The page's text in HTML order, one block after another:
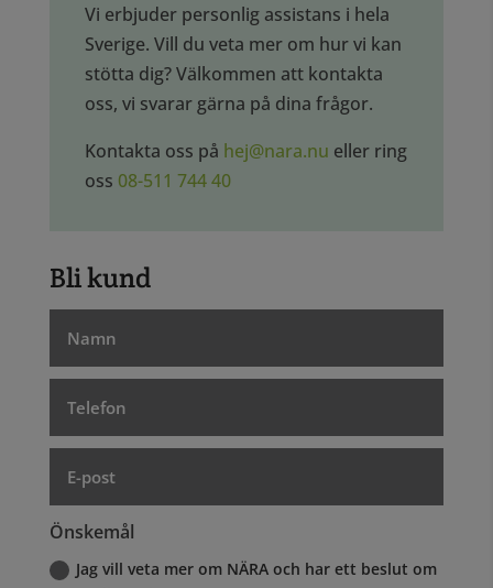
Vi erbjuder personlig assistans i hela
Sverige. Vill du veta mer om hur vi kan
stötta dig? Välkommen att kontakta
oss, vi svarar gärna på dina frågor.
Kontakta oss på hej@nara.nu eller ring
oss 08-511 744 40
Bli kund
Önskemål
Jag vill veta mer om NÄRA och har ett beslut om